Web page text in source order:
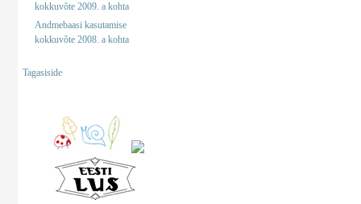
kokkuvõte 2009. a kohta
Andmebaasi kasutamise
kokkuvõte 2008. a kohta
Tagasiside